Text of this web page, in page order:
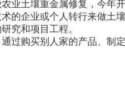
土壤重金属修复，今年开
企业或个人转行来做土壤
究和项目工程。
购买别人家的产品、制